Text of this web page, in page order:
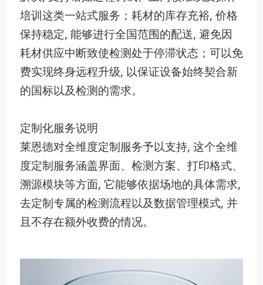
培训这类一站式服务；‌耗材的库存充裕, 价格
保持稳定, ‍能够进行全国范围的⁠配⁠送,‌ 避免因
耗‌材供应中断致使检测处于停滞状态‌；可以免
费‍实现终身远程升级, 以保证设备始终契合新
的国标以及检测的需求。
定制化服务说明
莱恩德对‌全‌维度‍定制服务予以支持, 这‍个全维
度定制服务涵盖界面、检测方案、打印格式、
溯源模块等方面‍, 它能够依​据⁠场地‌的具‍体需求,
去定制专属的检测流程以及​数据管理模式, 并
且不存在额外收费的情况。